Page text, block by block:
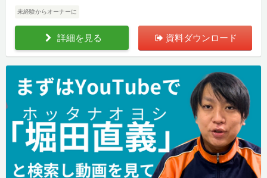
未経験からオーナーに
詳細を見る 資料ダウンロード